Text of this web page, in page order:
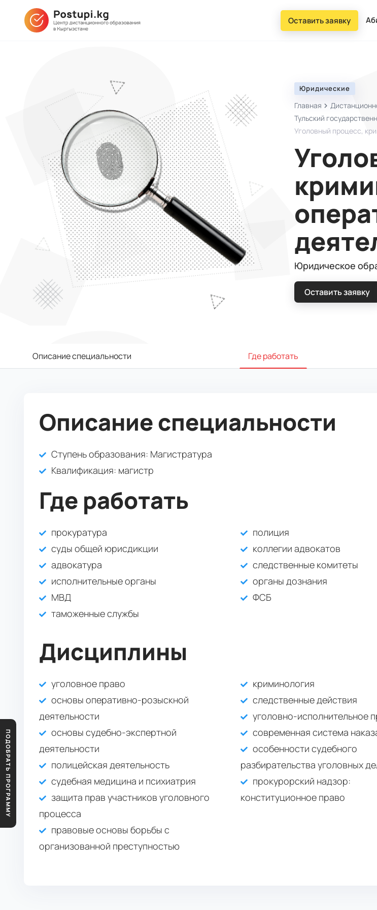
Оставить заявку
Юридические
Главная
Тульский
Уголовный процесс,
Юридическое
Оставить заявку
Описание специальности Где работать
Описание специальности
Ступень образования: Магистратура
Квалификация: магистр
Где работать
прокуратура
суды общей юрисдикции
адвокатура
исполнительные органы
МВД
таможенные службы
полиция
коллегии адвокатов
следственные комитеты
органы дознания
ФСБ
Дисциплины
уголовное право
основы оперативно-розыскной
деятельности
основы судебно-экспертной
деятельности
полицейская деятельность
судебная медицина и психиатрия
защита прав участников уголовного
процесса
правовые основы борьбы с
организованной преступностью
криминология
следственные действия
уголовно-исполнительное
современная система
особенности судебного
разбирательства уголовных
прокурорский надзор:
конституционное право
ПОДОБРАТЬ ПРОГРАММУ